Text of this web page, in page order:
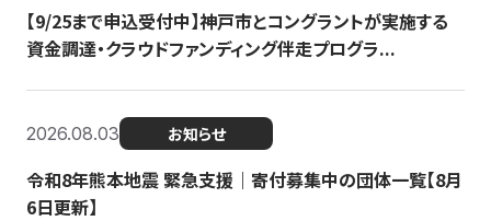
【9/25まで申込受付中】神戸市とコングラントが実施する
資金調達・クラウドファンディング伴走プログラ...
2026.08.03 お知らせ
令和8年熊本地震 緊急支援｜寄付募集中の団体一覧【8月
6日更新】